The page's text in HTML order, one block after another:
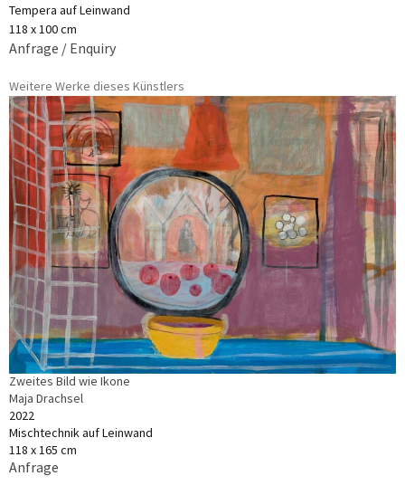
Tempera auf Leinwand
118 x 100 cm
Anfrage / Enquiry
Weitere Werke dieses Künstlers
Zweites Bild wie Ikone
Maja Drachsel
2022
Mischtechnik auf Leinwand
118 x 165 cm
Anfrage